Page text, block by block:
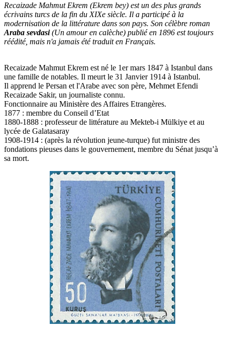
Recaizade Mahmut Ekrem (Ekrem bey) est un des plus grands
écrivains turcs de la fin du XIXe siècle. Il a participé à la
modernisation de la littérature dans son pays. Son célèbre roman
Araba sevdasi(Un amour en calèche) publié en 1896 est toujours
réédité, mais n'a jamais été traduit en Français.
Recaizade Mahmut Ekrem est né le 1er mars 1847 à Istanbul dans
une famille de notables. Il meurt le 31 Janvier 1914 à Istanbul.
Il apprend le Persan et l'Arabe avec son père, Mehmet Efendi
Recaizade Sakir, un journaliste connu.
Fonctionnaire au Ministère des Affaires Etrangères.
1877 : membre du Conseil d’Etat
1880-1888 : professeur de littérature au Mekteb-i Mülkiye et au
lycée de Galatasaray
1908-1914 : (après la révolution jeune-turque) fut ministre des
fondations pieuses dans le gouvernement, membre du Sénat jusqu’à
sa mort.